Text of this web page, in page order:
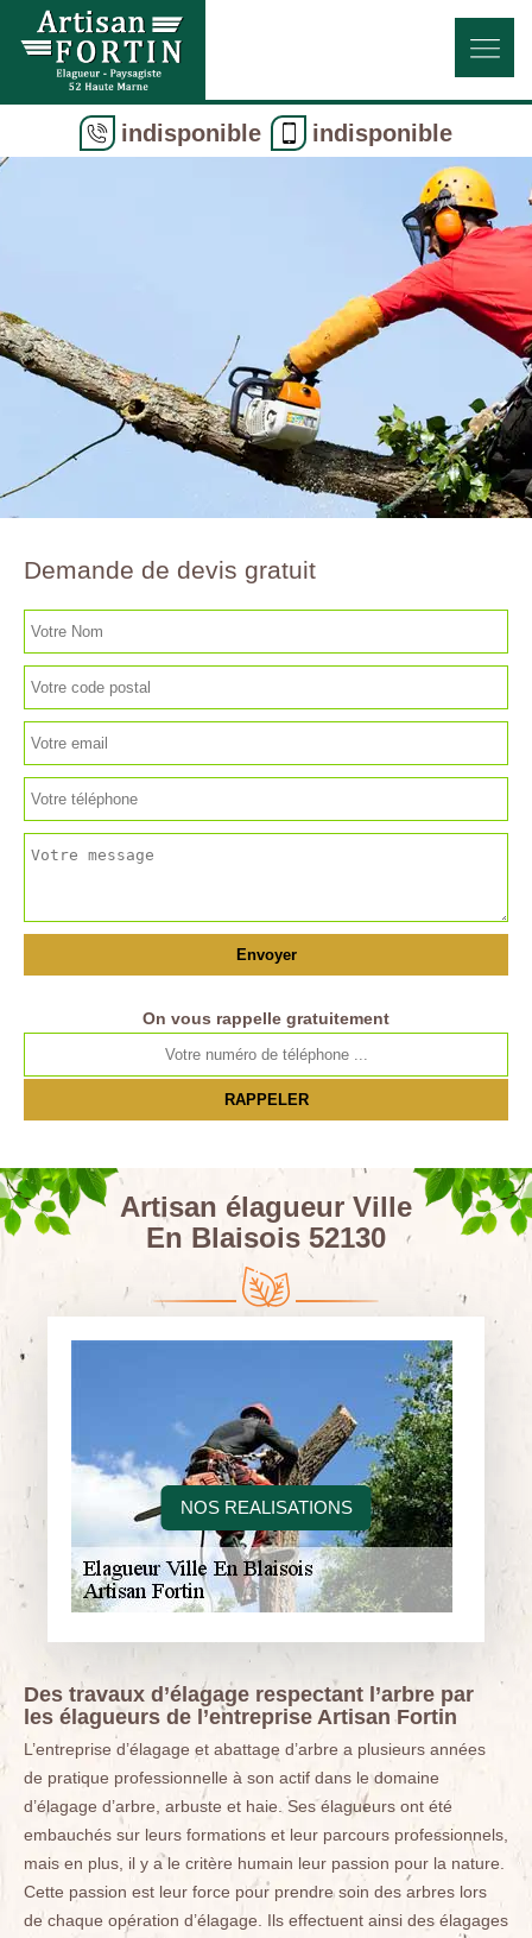
indisponible indisponible
NOS REALISATIONS
Demande de devis gratuit
On vous rappelle gratuitement
Artisan élagueur Ville
En Blaisois 52130
Des travaux d’élagage respectant l’arbre par
les élagueurs de l’entreprise Artisan Fortin
L’entreprise d’élagage et abattage d’arbre a plusieurs années
de pratique professionnelle à son actif dans le domaine
d’élagage d’arbre, arbuste et haie. Ses élagueurs ont été
embauchés sur leurs formations et leur parcours professionnels,
mais en plus, il y a le critère humain leur passion pour la nature.
Cette passion est leur force pour prendre soin des arbres lors
de chaque opération d’élagage. Ils effectuent ainsi des élagages